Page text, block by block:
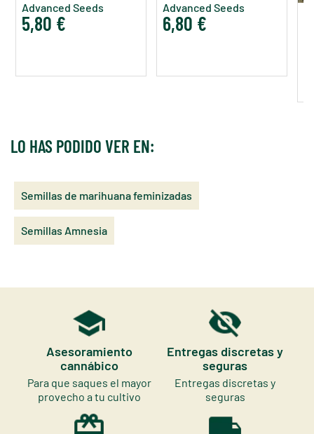
Advanced Seeds
5,80 €
Advanced Seeds
6,80 €
LO HAS PODIDO VER EN:
Semillas de marihuana feminizadas
Semillas Amnesia
Asesoramiento
cannábico
Para que saques el mayor
provecho a tu cultivo
Entregas discretas y
seguras
Entregas discretas y
seguras